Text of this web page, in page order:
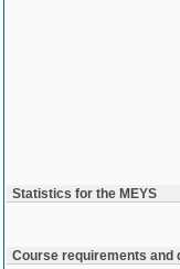
Statistics for the MEYS
Course requirements and